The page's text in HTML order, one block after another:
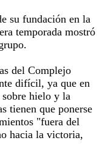
su fundación en la
temporada mostró
del Complejo
difícil, ya que en
hielo y la
tienen que ponerse
"fuera del
hacia la victoria,